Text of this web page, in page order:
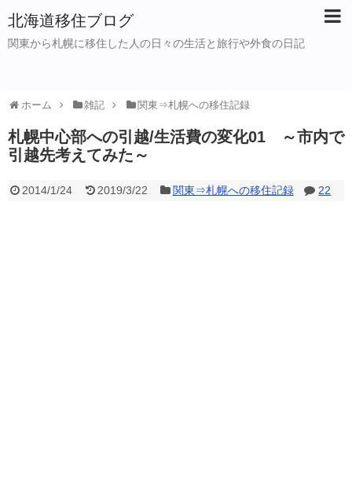
北海道移住ブログ
関東から札幌に移住した人の日々の生活と旅行や外食の日記
ホーム 雑記 関東⇒札幌への移住記録
札幌中心部への引越/生活費の変化01 ～市内で
引越先考えてみた～
2014/1/24 2019/3/22 関東⇒札幌への移住記録 22